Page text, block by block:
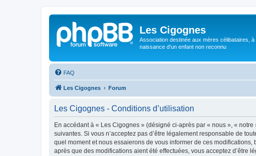
Les Cigognes
Association destinée aux mères célibataires,
naissance d'un enfant non reconnu
FAQ
Les Cigognes Forum
Les Cigognes - Conditions d’utilisation
En accédant à « Les Cigognes » (désigné ci-après par « nous », «
suivantes. Si vous n’acceptez pas d’être légalement responsable de
quel moment et nous essaierons de vous informer de ces
après que des modifications aient été effectuées, vous acceptez d’être